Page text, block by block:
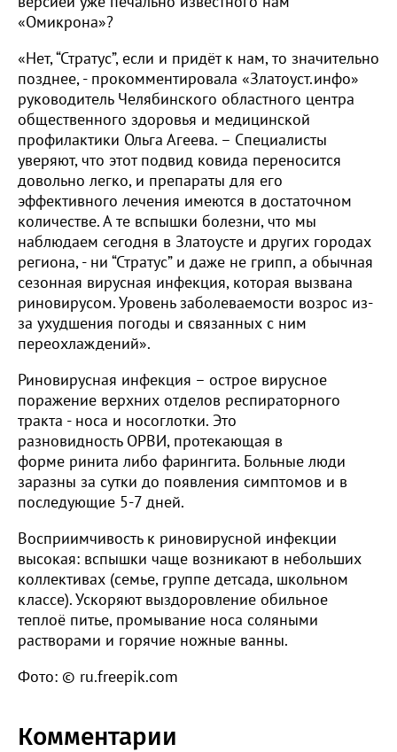
«Омикрона»?
«Нет, “Стратус”, если и придёт к нам, то значительно
позднее, - прокомментировала «Златоуст.инфо»
руководитель Челябинского областного центра
общественного здоровья и медицинской
профилактики Ольга Агеева. – Специалисты
уверяют, что этот подвид ковида переносится
довольно легко, и препараты для его
эффективного лечения имеются в достаточном
количестве. А те вспышки болезни, что мы
наблюдаем сегодня в Златоусте и других городах
региона, - ни “Стратус” и даже не грипп, а обычная
сезонная вирусная инфекция, которая вызвана
риновирусом. Уровень заболеваемости возрос из-
за ухудшения погоды и связанных с ним
переохлаждений».
Риновирусная инфекция – острое вирусное
поражение верхних отделов респираторного
тракта - носа и носоглотки. Это
разновидность ОРВИ, протекающая в
форме ринита либо фарингита. Больные люди
заразны за сутки до появления симптомов и в
последующие 5-7 дней.
Восприимчивость к риновирусной инфекции
высокая: вспышки чаще возникают в небольших
коллективах (семье, группе детсада, школьном
классе). Ускоряют выздоровление обильное
теплоё питье, промывание носа соляными
растворами и горячие ножные ванны.
Фото: © ru.freepik.com
Комментарии